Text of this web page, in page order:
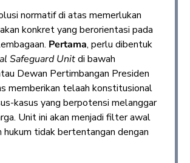
normatif di atas memerlukan
konkret yang berorientasi pada
Pertama, perlu dibentuk
Safeguard Unitdi bawah
Dewan Pertimbangan Presiden
memberikan telaah konstitusional
kasus yang berpotensi melanggar
Unit ini akan menjadi filter awal
hukum tidak bertentangan dengan